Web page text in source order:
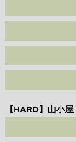
【HARD】山小屋